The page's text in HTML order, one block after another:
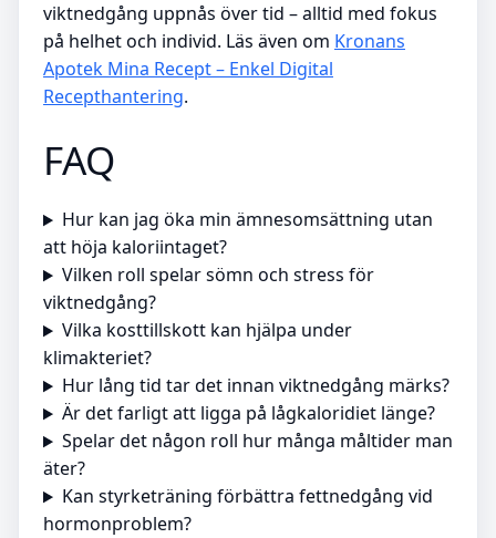
viktnedgång uppnås över tid – alltid med fokus
på helhet och individ. Läs även om Kronans
Apotek Mina Recept – Enkel Digital
Recepthantering.
FAQ
Hur kan jag öka min ämnesomsättning utan
att höja kaloriintaget?
Vilken roll spelar sömn och stress för
viktnedgång?
Vilka kosttillskott kan hjälpa under
klimakteriet?
Hur lång tid tar det innan viktnedgång märks?
Är det farligt att ligga på lågkaloridiet länge?
Spelar det någon roll hur många måltider man
äter?
Kan styrketräning förbättra fettnedgång vid
hormonproblem?